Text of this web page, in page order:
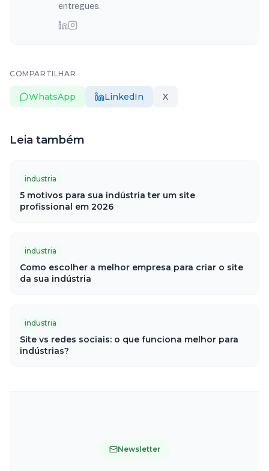
entregues.
COMPARTILHAR
WhatsApp LinkedIn X
Leia também
industria
5 motivos para sua indústria ter um site
profissional em 2026
industria
Como escolher a melhor empresa para criar o site
da sua indústria
industria
Site vs redes sociais: o que funciona melhor para
indústrias?
Newsletter